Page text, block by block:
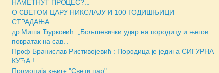
НАМЕТНУТ ПРОЦЕС?...
О СВЕТОМ ЦАРУ НИКОЛАЈУ И 100 ГОДИШЊИЦИ
СТРАДАЊА...
др Миша Ђурковић: „Бољшевички удар на породицу и његов
повратак на сав...
Проф Бранислав Ристивојевић : Породица је једина СИГУРНА
КУЋА !...
Промоција књиге "Свети цар"